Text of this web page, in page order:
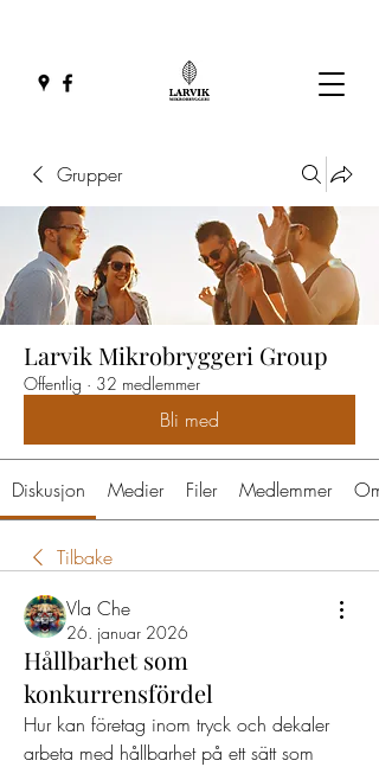
Grupper
Larvik Mikrobryggeri Group
Offentlig · 32 medlemmer
Bli med
Diskusjon Medier Filer Medlemmer Om
Tilbake
Vla Che
26. januar 2026
Hållbarhet som
konkurrensfördel
Hur kan företag inom tryck och dekaler
arbeta med hållbarhet på ett sätt som